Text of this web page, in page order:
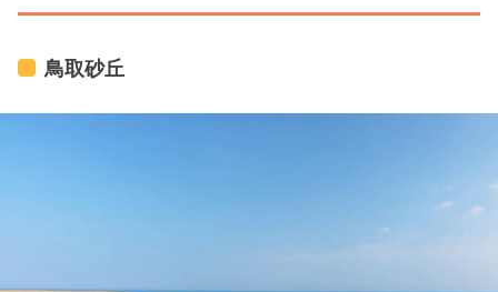
鳥取砂丘